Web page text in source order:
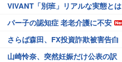
VIVANT「別班」リアルな実態とは
パー子の認知症 老老介護に不安
さらば森田、FX投資詐欺被害告白
山崎怜奈、突然妊娠だけ公表の訳